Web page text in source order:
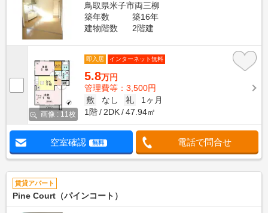
鳥取県米子市両三柳
築年数
築16年
建物階数
2階建
画像 : 11枚
即入居 インターネット無料
5.8万円
管理費等：3,500円
敷
なし 礼
1ヶ月
1階
2DK 47.94㎡
空室確認 無料 電話で問合せ
賃貸アパート
Pine Court（パインコート）